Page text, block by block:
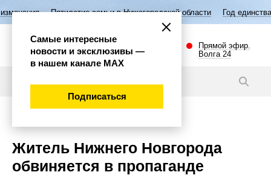
Пятилетие семьи в Нижегородской области Год единства народов
Прямой эфир.
Волга 24
Житель Нижнего Новгорода
обвиняется в пропаганде
Самые интересные
новости и эксклюзивы —
в нашем канале МАХ
Подписаться